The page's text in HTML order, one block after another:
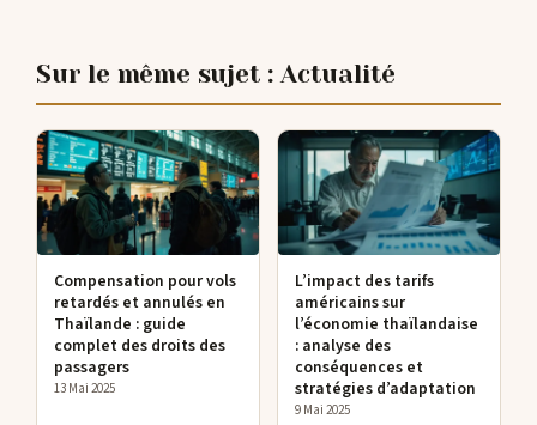
Sur le même sujet : Actualité
Compensation pour vols
retardés et annulés en
Thaïlande : guide
complet des droits des
passagers
13 Mai 2025
L’impact des tarifs
américains sur
l’économie thaïlandaise
: analyse des
conséquences et
stratégies d’adaptation
9 Mai 2025